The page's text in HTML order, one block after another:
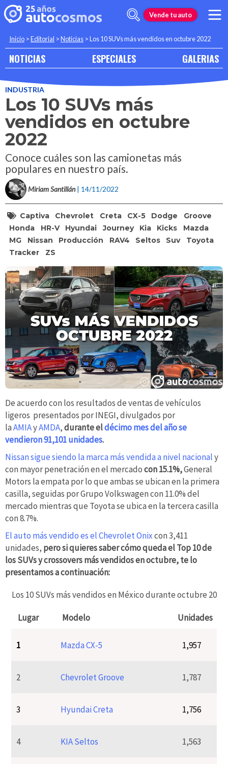
Vende tu auto
Inicio >Editorial >Noticias >Los 10 SUVs más vendidos en octubre 2022
NOTICIAS ESPECIALES GALERIAS
INDUSTRIA
Los 10 SUVs más
vendidos en octubre
2022
Conoce cuáles son las camionetas más
populares en nuestro país.
Miriam Santillán | 14/11/2022
Captiva Chevrolet Creta CX-5 Dodge
Groove
Honda
HR-V Hyundai Journey Kia Kicks
Mazda
MG
Nissan Producción RAV4 Seltos Suv
Toyota
Tracker
ZS
De acuerdo con los resultados de ventas de vehículos
ligeros presentados por INEGI, divulgados por
laAMIAyAMDA,durante eldécimo mes del año se
vendieron 91,101 unidades.
Nissan sigue siendo la marca más vendida a nivel nacionaly
con mayor penetración en el mercadocon 15.1%,General
Motors la empata por lo que ambas se ubican en la primera
casilla, seguidas por Grupo Volkswagen con 11.0% del
mercado mientras que Toyota se ubica en la tercera casilla
con 8.7%.
El auto más vendido es el Chevrolet Onixcon 3,411
unidades, pero si quieres saber cómo queda el Top 10 de
los SUVs y crossovers más vendidos en octubre, te lo
presentamos a continuación:
Los 10 SUVs más vendidos en México durante octubre 2022
Lugar Modelo Unidades
1 Mazda CX-5 1,957
2 Chevrolet Groove 1,787
3 Hyundai Creta 1,756
4 KIA Seltos 1,563